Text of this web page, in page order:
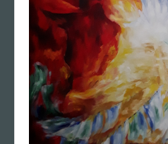
Vierseitenbilder
Galerie
Anfrage
Impressum